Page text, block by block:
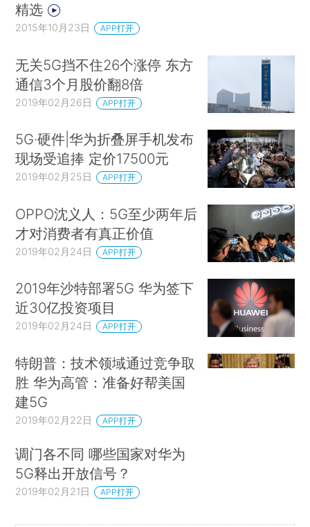
精选
2015年10月23日 APP打开
无关5G挡不住26个涨停 东方
通信3个月股价翻8倍
2019年02月26日 APP打开
5G·硬件|华为折叠屏手机发布
现场受追捧 定价17500元
2019年02月25日 APP打开
OPPO沈义人：5G至少两年后
才对消费者有真正价值
2019年02月24日 APP打开
2019年沙特部署5G 华为签下
近30亿投资项目
2019年02月24日 APP打开
特朗普：技术领域通过竞争取
胜 华为高管：准备好帮美国
建5G
2019年02月22日 APP打开
调门各不同 哪些国家对华为
5G释出开放信号？
2019年02月21日 APP打开